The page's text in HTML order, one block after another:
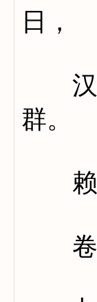
日，
汉陵
群。
赖
卷